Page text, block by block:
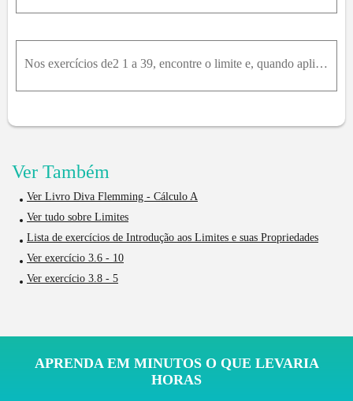
Nos exercícios de2 1 a 39, encontre o limite e, quando aplicável, indique os teoremas de limite usados. 22 )lim z → - 5 ⁡ z 2 - 25 z + 5
Ver Também
Ver Livro Diva Flemming - Cálculo A
Ver tudo sobre Limites
Lista de exercícios de Introdução aos Limites e suas Propriedades
Ver exercício 3.6 - 10
Ver exercício 3.8 - 5
APRENDA EM MINUTOS O QUE LEVARIA
HORAS